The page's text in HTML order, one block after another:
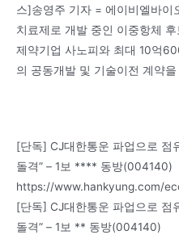
스]송영주 기자 = 에이비엘바이
치료제로 개발 중인 이중항체 후
제약기업 사노피와 최대 10억
의 공동개발 및 기술이전 계약
[단독] CJ대한통운 파업으로 점
돌격” – 1보 **** 동방(004140)
https://www.hankyung.com/
[단독] CJ대한통운 파업으로 점
돌격” – 1보 ** 동방(004140)